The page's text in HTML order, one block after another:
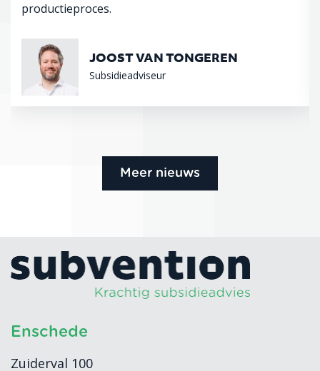
productieproces.
JOOST VAN TONGEREN
Subsidieadviseur
Meer nieuws
Enschede
Zuiderval 100